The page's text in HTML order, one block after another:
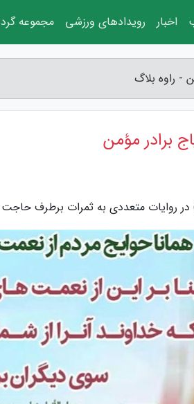
- راوه بلاگ
برادر مؤمن
روایات متعددی به ثمرات برطرف حاجت
اخبار رویدادهای ورزشی مجموعه